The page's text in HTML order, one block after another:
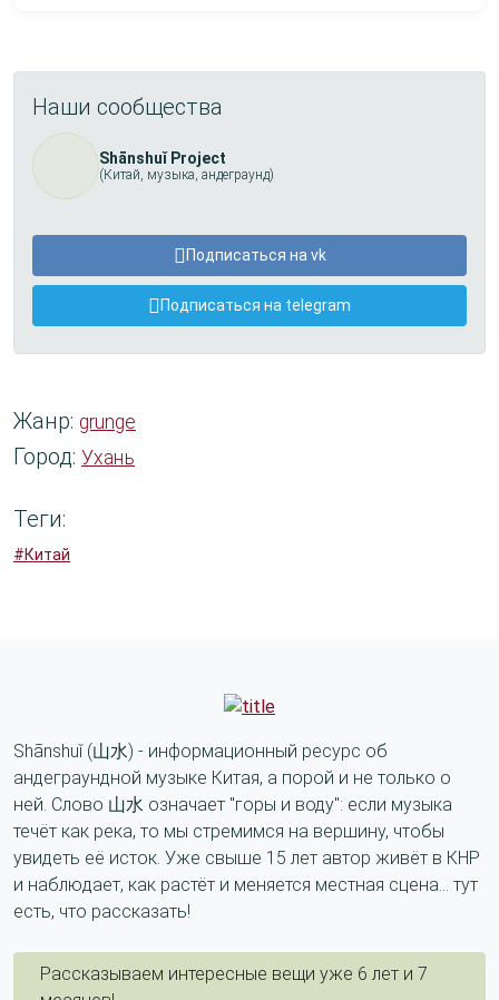
Наши сообщества
Shānshuǐ Project
(Китай, музыка, андеграунд)
Подписаться на vk
Подписаться на telegram
Жанр: grunge
Город: Ухань
Теги:
#Китай
Shānshuǐ (山水) - информационный ресурс об
андеграундной музыке Китая, а порой и не только о
ней. Слово 山水 означает "горы и воду": если музыка
течёт как река, то мы стремимся на вершину, чтобы
увидеть её исток. Уже свыше 15 лет автор живёт в КНР
и наблюдает, как растёт и меняется местная сцена... тут
есть, что рассказать!
Рассказываем интересные вещи уже 6 лет и 7